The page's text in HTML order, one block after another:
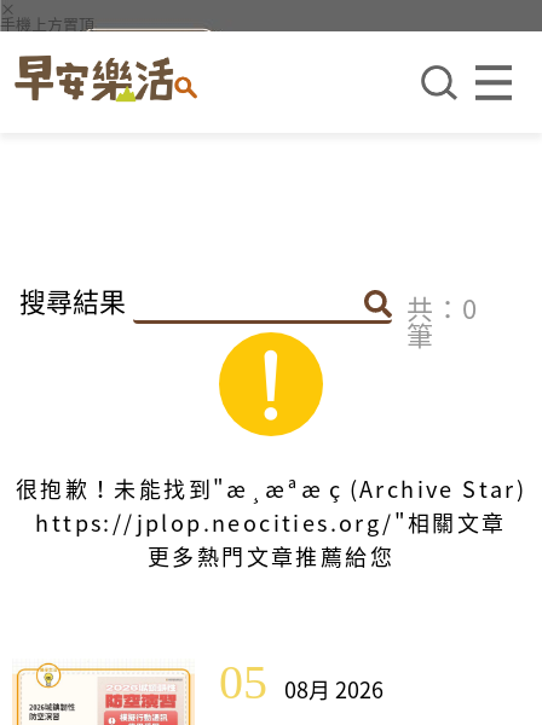
×
手機上方置頂
搜尋結果 共：0
筆
很抱歉！未能找到"æ­¸æªæç(Archive Star)
https://jplop.neocities.org/"相關文章
更多熱門文章推薦給您
05 08月 2026